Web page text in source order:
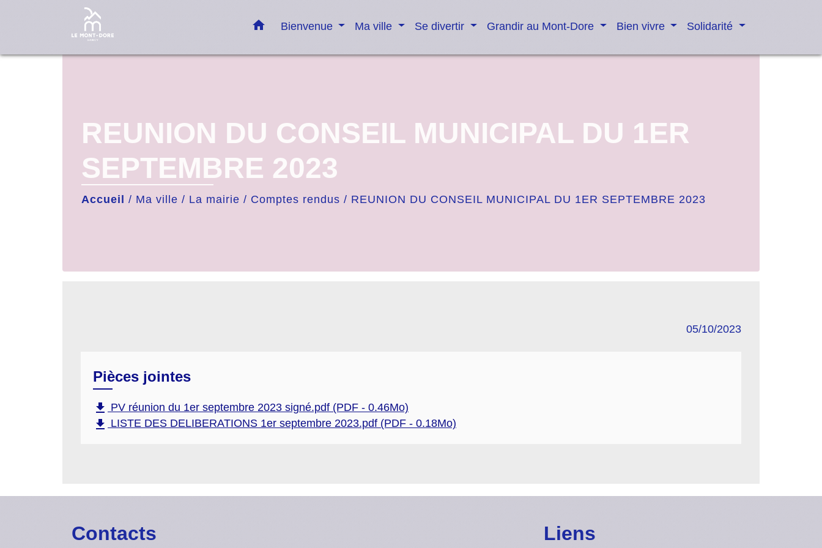
home Bienvenue Ma ville Se divertir Grandir au Mont-Dore Bien vivre Solidarité
REUNION DU CONSEIL MUNICIPAL DU 1ER
SEPTEMBRE 2023
Accueil / Ma ville / La mairie / Comptes rendus / REUNION DU CONSEIL MUNICIPAL DU 1ER SEPTEMBRE 2023
05/10/2023
Pièces jointes
file_download PV réunion du 1er septembre 2023 signé.pdf (PDF - 0.46Mo)
file_download LISTE DES DELIBERATIONS 1er septembre 2023.pdf (PDF - 0.18Mo)
Contacts Liens